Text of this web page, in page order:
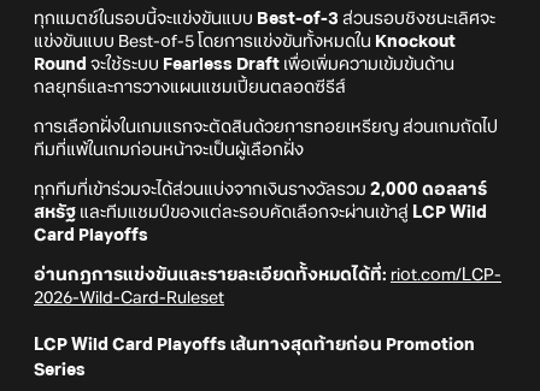
ทุกแมตช์ในรอบนี้จะแข่งขันแบบ Best-of-3 ส่วนรอบชิงชนะเลิศจะ
แข่งขันแบบ Best-of-5 โดยการแข่งขันทั้งหมดใน Knockout
Round จะใช้ระบบ Fearless Draft เพื่อเพิ่มความเข้มข้นด้าน
กลยุทธ์และการวางแผนแชมเปี้ยนตลอดซีรีส์
การเลือกฝั่งในเกมแรกจะตัดสินด้วยการทอยเหรียญ ส่วนเกมถัดไป
ทีมที่แพ้ในเกมก่อนหน้าจะเป็นผู้เลือกฝั่ง
ทุกทีมที่เข้าร่วมจะได้ส่วนแบ่งจากเงินรางวัลรวม 2,000 ดอลลาร์
สหรัฐ และทีมแชมป์ของแต่ละรอบคัดเลือกจะผ่านเข้าสู่ LCP Wild
Card Playoffs
อ่านกฎการแข่งขันและรายละเอียดทั้งหมดได้ที่: riot.com/LCP-
2026-Wild-Card-Ruleset
LCP Wild Card Playoffs เส้นทางสุดท้ายก่อน Promotion
Series